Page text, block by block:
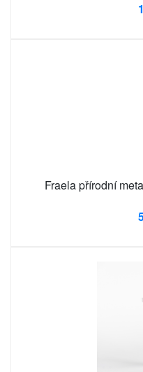
Fraela přírodní